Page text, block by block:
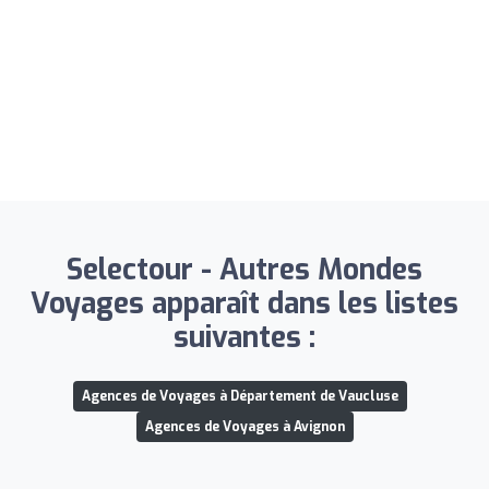
Selectour - Autres Mondes
Voyages apparaît dans les listes
suivantes :
Agences de Voyages à Département de Vaucluse
Agences de Voyages à Avignon